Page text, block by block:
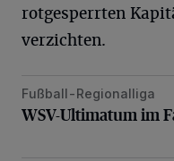
rotgesperrten
verzichten.
WSV-Ultimatum im Fall
Fußball-Regionalliga
WSV-Ultimatum im